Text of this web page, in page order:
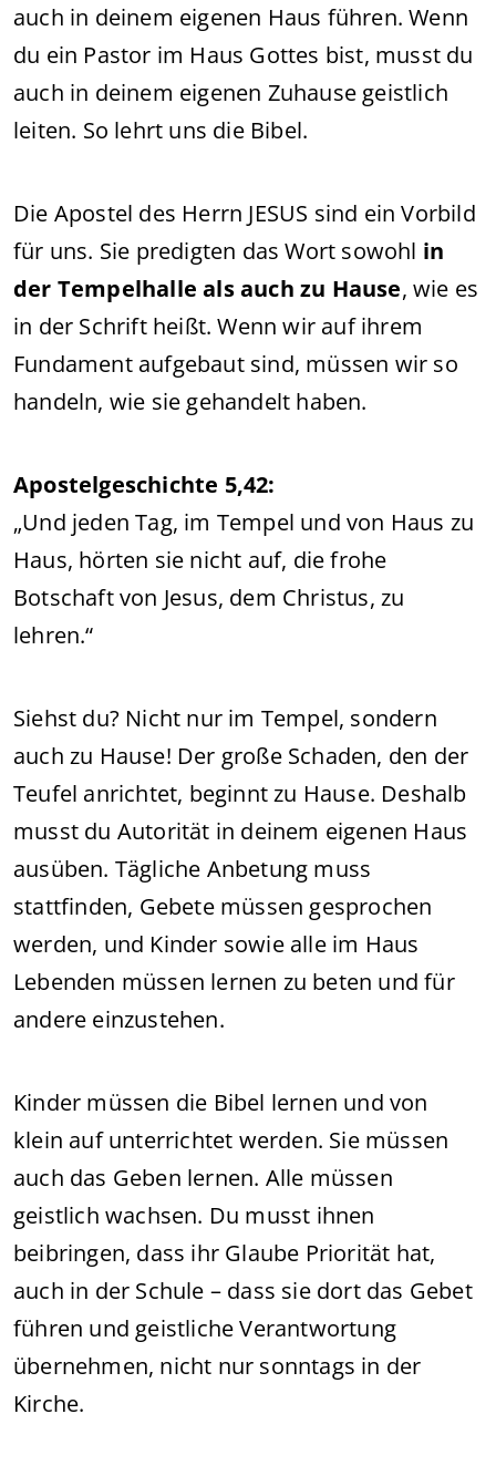
auch in deinem eigenen Haus führen. Wenn
du ein Pastor im Haus Gottes bist, musst du
auch in deinem eigenen Zuhause geistlich
leiten. So lehrt uns die Bibel.
Die Apostel des Herrn JESUS sind ein Vorbild
für uns. Sie predigten das Wort sowohl in
der Tempelhalle als auch zu Hause, wie es
in der Schrift heißt. Wenn wir auf ihrem
Fundament aufgebaut sind, müssen wir so
handeln, wie sie gehandelt haben.
Apostelgeschichte 5,42:
„Und jeden Tag, im Tempel und von Haus zu
Haus, hörten sie nicht auf, die frohe
Botschaft von Jesus, dem Christus, zu
lehren.“
Siehst du? Nicht nur im Tempel, sondern
auch zu Hause! Der große Schaden, den der
Teufel anrichtet, beginnt zu Hause. Deshalb
musst du Autorität in deinem eigenen Haus
ausüben. Tägliche Anbetung muss
stattfinden, Gebete müssen gesprochen
werden, und Kinder sowie alle im Haus
Lebenden müssen lernen zu beten und für
andere einzustehen.
Kinder müssen die Bibel lernen und von
klein auf unterrichtet werden. Sie müssen
auch das Geben lernen. Alle müssen
geistlich wachsen. Du musst ihnen
beibringen, dass ihr Glaube Priorität hat,
auch in der Schule – dass sie dort das Gebet
führen und geistliche Verantwortung
übernehmen, nicht nur sonntags in der
Kirche.